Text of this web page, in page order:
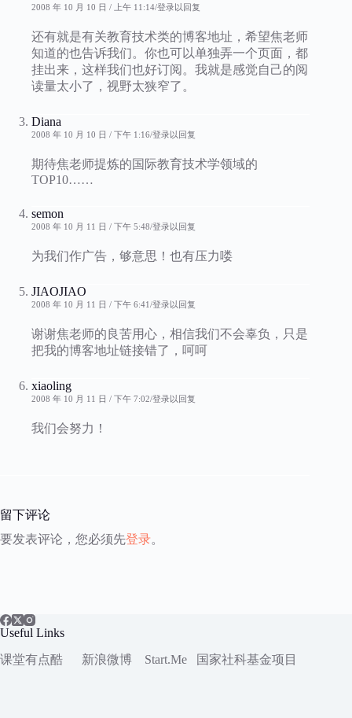
2008 年 10 月 10 日 / 上午 11:14 登录以回复
还有就是有关教育技术类的博客地址，希望焦老师
知道的也告诉我们。你也可以单独弄一个页面，都
挂出来，这样我们也好订阅。我就是感觉自己的阅
读量太小了，视野太狭窄了。
Diana
2008 年 10 月 10 日 / 下午 1:16 登录以回复
期待焦老师提炼的国际教育技术学领域的
TOP10……
semon
2008 年 10 月 11 日 / 下午 5:48 登录以回复
为我们作广告，够意思！也有压力喽
JIAOJIAO
2008 年 10 月 11 日 / 下午 6:41 登录以回复
谢谢焦老师的良苦用心，相信我们不会辜负，只是
把我的博客地址链接错了，呵呵
xiaoling
2008 年 10 月 11 日 / 下午 7:02 登录以回复
我们会努力！
留下评论
要发表评论，您必须先登录。
Useful Links
课堂有点酷
新浪微博 Start.Me 国家社科基金项目